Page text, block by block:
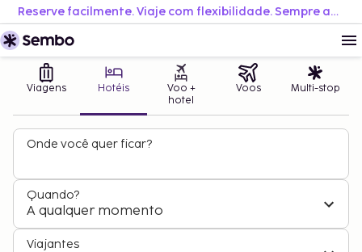
Reserve facilmente. Viaje com flexibilidade. Sempre ao melhor preço.
Viagens Hotéis
Voo +
hotel
Voos Multi-stop
Onde você quer ficar?
Quando?
A qualquer momento
Viajantes